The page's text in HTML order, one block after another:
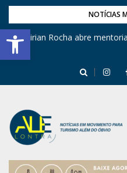
Barra de Ferramentas Aberta
NOTÍCIAS
Mirian Rocha abre